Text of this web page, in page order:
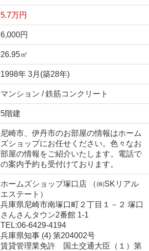
5.7万円
6,000円
26.95㎡
1998年 3月(築28年)
マンション / 鉄筋コンクリート
5階建
尼崎市、伊丹市のお部屋の情報はホーム
ズショップにお任せください。色々なお
部屋の情報をご紹介いたします。電話で
の案内予約も受付けております。
ホームズショップ塚口店 （㈱SKリアル
エステート）
兵庫県尼崎市南塚口町２丁目１－２ 塚口
さんさんタウン2番館 1-1
TEL:06-6429-4194
兵庫県知事 (4) 第204002号
賃貸管理業免許 国土交通大臣（１）第